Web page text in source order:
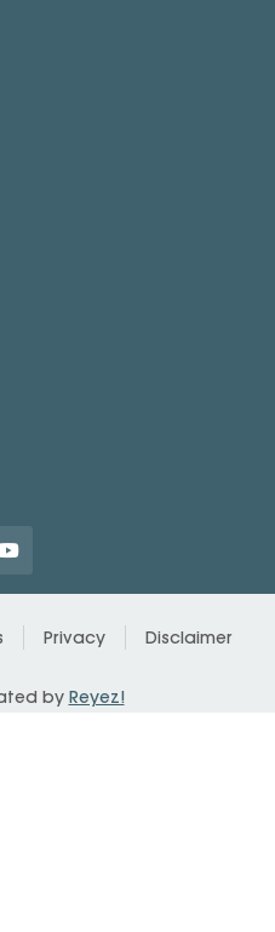
Privacy Disclaimer
by Reyez!